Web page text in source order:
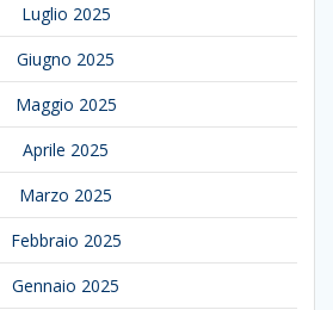
Luglio 2025
Giugno 2025
Maggio 2025
Aprile 2025
Marzo 2025
Febbraio 2025
Gennaio 2025